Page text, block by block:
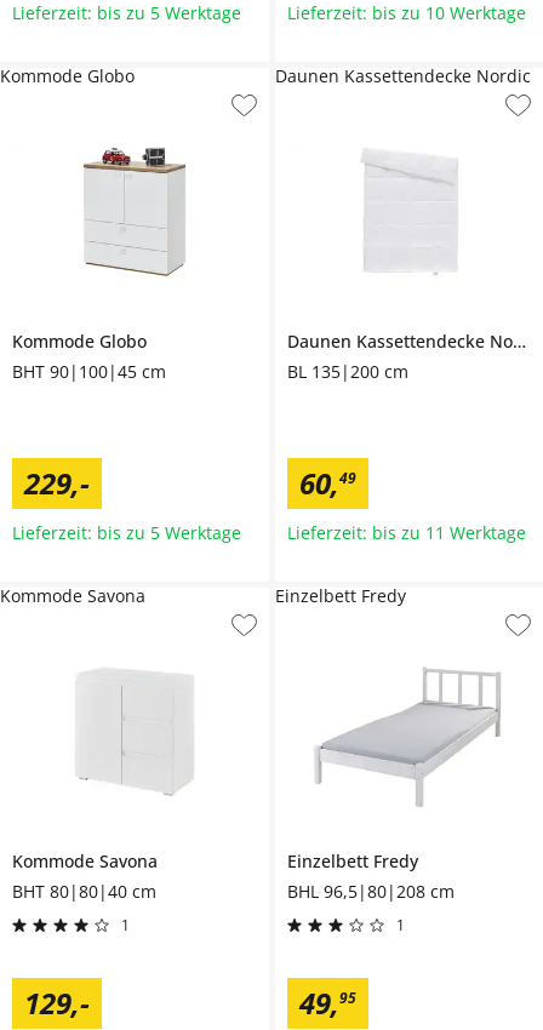
Lieferzeit: bis zu 5 Werktage Lieferzeit: bis zu 10 Werktage
Kommode Globo
BHT 90|100|45 cm
229,-
Kommode Globo
Lieferzeit: bis zu 5 Werktage
Daunen Kassettendecke Nordic
BL 135|200 cm
60,49
Daunen Kassettendecke Nordic
Lieferzeit: bis zu 11 Werktage
Kommode Savona
BHT 80|80|40 cm
1
129,-
Kommode Savona
Einzelbett Fredy
BHL 96,5|80|208 cm
1
49,95
Einzelbett Fredy